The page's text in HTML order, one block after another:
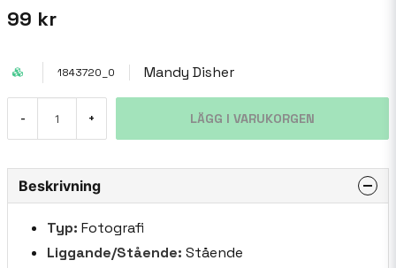
99 kr
1843720_0 Mandy Disher
- + LÄGG I VARUKORGEN
Beskrivning
Typ: Fotografi
Liggande/Stående: Stående